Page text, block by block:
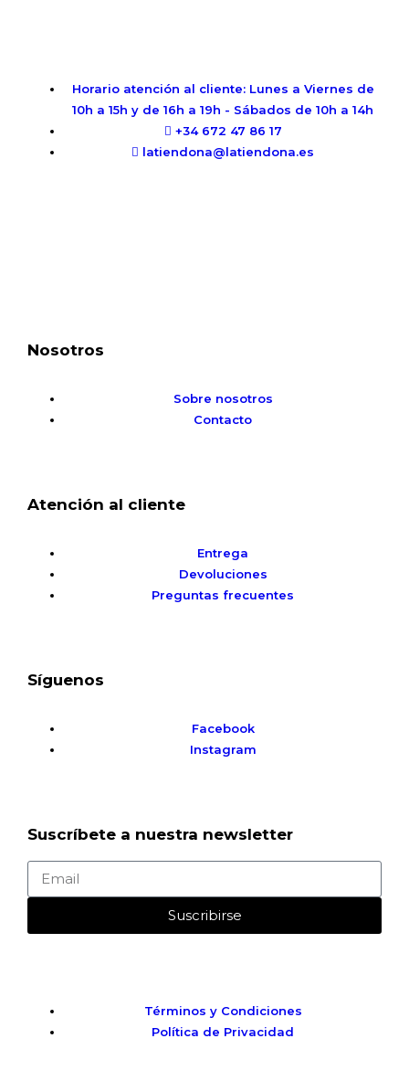
Horario atención al cliente: Lunes a Viernes de
10h a 15h y de 16h a 19h - Sábados de 10h a 14h
+34 672 47 86 17
latiendona@latiendona.es
Nosotros
Sobre nosotros
Contacto
Atención al cliente
Entrega
Devoluciones
Preguntas frecuentes
Síguenos
Facebook
Instagram
Suscríbete a nuestra newsletter
Suscribirse
Términos y Condiciones
Política de Privacidad